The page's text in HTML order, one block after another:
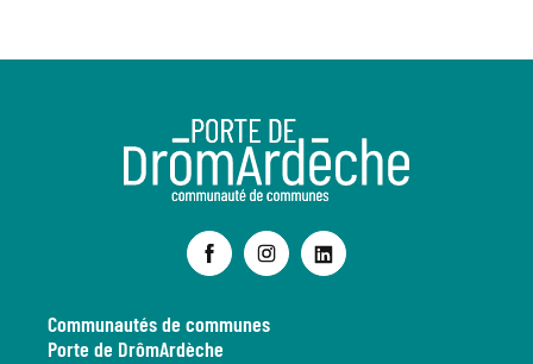
Communautés de communes
Porte de DrômArdèche